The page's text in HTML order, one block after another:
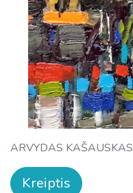
ARVYDAS KAŠAUSKAS
Kreiptis